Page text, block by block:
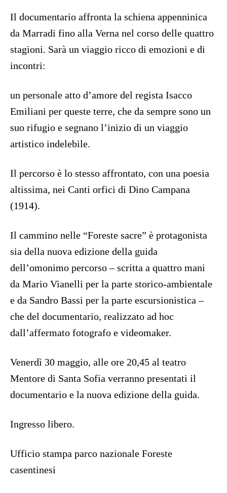
Il documentario affronta la schiena appenninica
da Marradi fino alla Verna nel corso delle quattro
stagioni. Sarà un viaggio ricco di emozioni e di
incontri:
un personale atto d’amore del regista Isacco
Emiliani per queste terre, che da sempre sono un
suo rifugio e segnano l’inizio di un viaggio
artistico indelebile.
Il percorso è lo stesso affrontato, con una poesia
altissima, nei Canti orfici di Dino Campana
(1914).
Il cammino nelle “Foreste sacre” è protagonista
sia della nuova edizione della guida
dell’omonimo percorso – scritta a quattro mani
da Mario Vianelli per la parte storico-ambientale
e da Sandro Bassi per la parte escursionistica –
che del documentario, realizzato ad hoc
dall’affermato fotografo e videomaker.
Venerdì 30 maggio, alle ore 20,45 al teatro
Mentore di Santa Sofia verranno presentati il
documentario e la nuova edizione della guida.
Ingresso libero.
Ufficio stampa parco nazionale Foreste
casentinesi